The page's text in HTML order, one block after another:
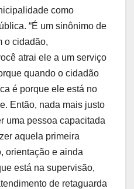
como
“É um sinônimo de
o cidadão,
atrai ele a um serviço
quando o cidadão
é porque ele está no
Então, nada mais justo
uma pessoa capacitada
aquela primeira
orientação e ainda
está na supervisão,
de retaguarda